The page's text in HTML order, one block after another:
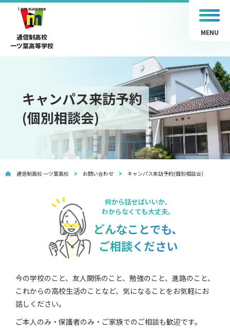
通信制高校
一ツ葉高等学校
MENU
キャンパス来訪予約
(個別相談会)
通信制高校 一ツ葉高校 お問い合わせ キャンパス来訪予約(個別相談会)
何から話せばいいか、
わからなくても大丈夫。
どんなことでも、
ご相談ください
今の学校のこと、友人関係のこと、勉強のこと、進路のこと、
これからの高校生活のことなど、気になることをお気軽にお
話しください。
ご本人のみ・保護者のみ・ご家族でのご相談も歓迎です。